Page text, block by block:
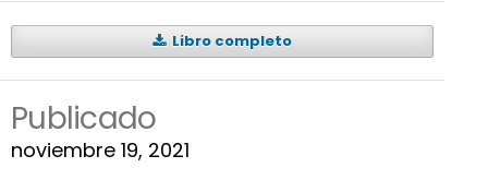
Libro completo
Publicado
noviembre 19, 2021